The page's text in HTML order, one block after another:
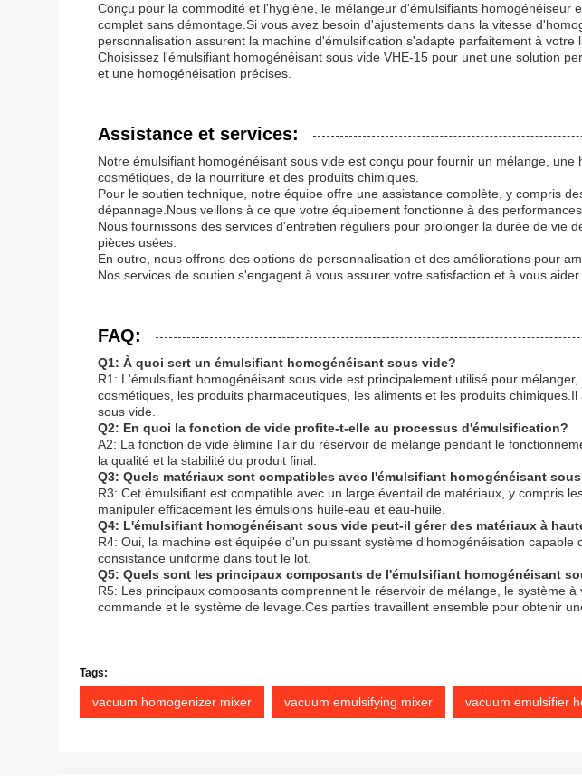
Conçu pour la commodité et l'hygiène, le mélangeur d'émulsifiants
complet sans démontage.Si vous avez besoin d'ajustements dans la vitesse
personnalisation assurent la machine d'émulsification s'adapte parfaitement à votre
Choisissez l'émulsifiant homogénéisant sous vide VHE-15 pour unet une solution
et une homogénéisation précises.
Assistance et services:
Notre émulsifiant homogénéisant sous vide est conçu pour fournir un mélange,
cosmétiques, de la nourriture et des produits chimiques.
Pour le soutien technique, notre équipe offre une assistance complète, y compris
dépannage.Nous veillons à ce que votre équipement fonctionne à des
Nous fournissons des services d'entretien réguliers pour prolonger la durée de vie
pièces usées.
En outre, nous offrons des options de personnalisation et des améliorations pour
Nos services de soutien s'engagent à vous assurer votre satisfaction et à vous
FAQ:
Q1: À quoi sert un émulsifiant homogénéisant sous vide?
R1: L'émulsifiant homogénéisant sous vide est principalement utilisé pour
cosmétiques, les produits pharmaceutiques, les aliments et les produits
sous vide.
Q2: En quoi la fonction de vide profite-t-elle au processus d'émulsification?
A2: La fonction de vide élimine l'air du réservoir de mélange pendant le
la qualité et la stabilité du produit final.
Q3: Quels matériaux sont compatibles avec l'émulsifiant homogénéisant
R3: Cet émulsifiant est compatible avec un large éventail de matériaux, y compris
manipuler efficacement les émulsions huile-eau et eau-huile.
Q4: L'émulsifiant homogénéisant sous vide peut-il gérer des matériaux à
R4: Oui, la machine est équipée d'un puissant système d'homogénéisation
consistance uniforme dans tout le lot.
Q5: Quels sont les principaux composants de l'émulsifiant homogénéisant
R5: Les principaux composants comprennent le réservoir de mélange, le système
commande et le système de levage.Ces parties travaillent ensemble pour obtenir
Tags:
vacuum homogenizer mixer vacuum emulsifying mixer vacuum emulsifier